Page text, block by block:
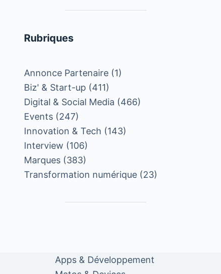
Rubriques
Annonce Partenaire (1)
Biz' & Start-up (411)
Digital & Social Media (466)
Events (247)
Innovation & Tech (143)
Interview (106)
Marques (383)
Transformation numérique (23)
Apps & Développement